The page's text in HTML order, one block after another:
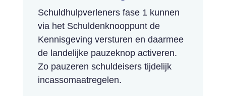
Schuldhulpverleners fase 1 kunnen
via het Schuldenknooppunt de
Kennisgeving versturen en daarmee
de landelijke pauzeknop activeren.
Zo pauzeren schuldeisers tijdelijk
incassomaatregelen.